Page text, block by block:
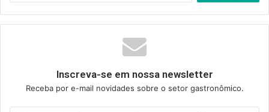
Inscreva-se em nossa newsletter
Receba por e-mail novidades sobre o setor gastronômico.